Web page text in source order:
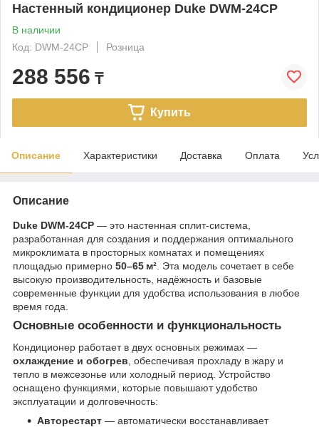
Настенный кондиционер Duke DWM-24CP
В наличии
Код: DWM-24CP
Розница
288 556 ₸
Купить
Описание Характеристики Доставка Оплата
Описание
Duke DWM‑24CP — это настенная сплит‑система,
разработанная для создания и поддержания оптимального
микроклимата в просторных комнатах и помещениях
площадью примерно 50–65 м² . Эта модель сочетает в себе
высокую производительность, надёжность и базовые
современные функции для удобства использования в любое
время года.
Основные особенности и функциональность
Кондиционер работает в двух основных режимах —
охлаждение и обогрев , обеспечивая прохладу в жару и
тепло в межсезонье или холодный период. Устройство
оснащено функциями, которые повышают удобство
эксплуатации и долговечность:
Авторестарт — автоматически восстанавливает